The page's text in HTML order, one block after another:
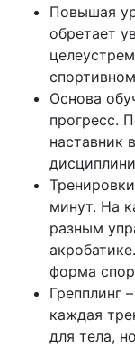
Повышая
обретает
Основа
прогресс.
наставник
минут. На
разным
форма
Грепплинг
каждая
для тела,